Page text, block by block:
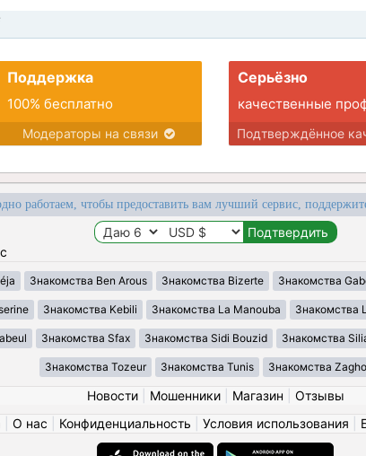
Поддержка
100% бесплатно
Модераторы на связи
Серьёзно
качественные
Подтверждённое
работаем, чтобы предоставить вам лучший сервис,
Знакомства Ben Arous Знакомства Bizerte Знакомства
Знакомства Kebili Знакомства La Manouba Знакомства
Знакомства Sfax Знакомства Sidi Bouzid Знакомства
Знакомства Tozeur Знакомства Tunis Знакомства
Новости| Мошенники| Магазин
Отзывы
О нас Конфиденциальность Условия использования